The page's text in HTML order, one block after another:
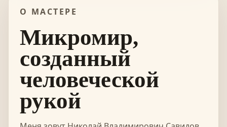
О МАСТЕРЕ
Микромир,
созданный
человеческой
рукой